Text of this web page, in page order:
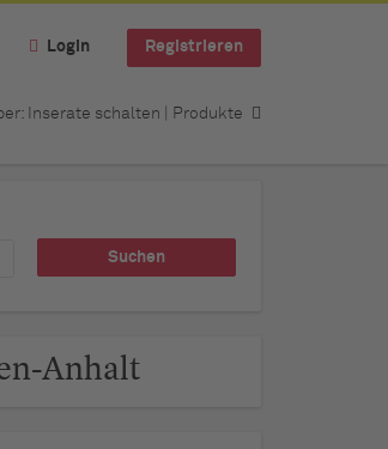
Login Registrieren
Inserate schalten | Produkte
Anhalt